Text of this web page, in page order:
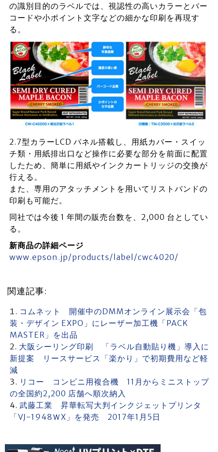
の識別目的のラベルでは、視認性の高いカラーとバー
コードや小ポイント文字などの細かな印刷を再現す
る。
2.7型カラーLCD パネル搭載し、用紙カバー・スイッ
チ類・用紙排出口など操作に必要な部分を前面に配置
したため、簡単に用紙やインクカートリッジの交換が
行える。
また、専用のアタッチメントを用いてリストバンドの
印刷も可能だ。
同社では今後 1 年間の販売台数を、2,000 台としてい
る。
新商品の詳細ページ
www.epson.jp/products/label/cwc4020/
関連記事:
コムネット 開催中のDMMオンライン展示会「包
装・デザイン EXPO」にレーザー加工機「PACK
MASTER」を出品
大阪シーリング印刷 「ラベル自動貼り機」導入に
新提案 リースサービス「楽かり」で初期費用など軽
減
リコー コンビニ用複合機 11月からミニストップ
の全国約2,200 店舗へ順次納入
武藤工業 昇華転写大判インクジェットプリンタ
「VJ-1948ＷX」を発売 2017年1月5日